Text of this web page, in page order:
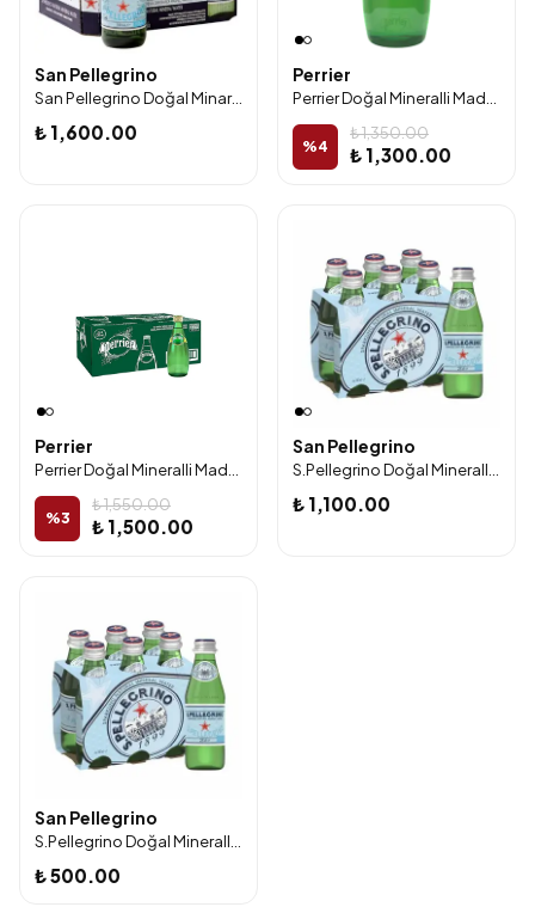
San Pellegrino
San Pellegrino Doğal Minarelli Maden Suyu 750 Ml 12 'li
₺ 1,600.00
Perrier
%4
₺ 1,350.00
₺ 1,300.00
Perrier
%3
₺ 1,550.00
₺ 1,500.00
San Pellegrino
₺ 1,100.00
San Pellegrino
₺ 500.00